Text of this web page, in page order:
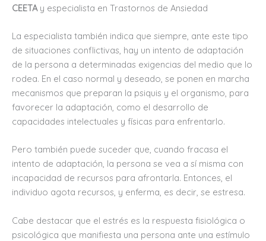
CEETA y especialista en Trastornos de Ansiedad
La especialista también indica que siempre, ante este tipo
de situaciones conflictivas, hay un intento de adaptación
de la persona a determinadas exigencias del medio que lo
rodea. En el caso normal y deseado, se ponen en marcha
mecanismos que preparan la psiquis y el organismo, para
favorecer la adaptación, como el desarrollo de
capacidades intelectuales y físicas para enfrentarlo.
Pero también puede suceder que, cuando fracasa el
intento de adaptación, la persona se vea a sí misma con
incapacidad de recursos para afrontarla. Entonces, el
individuo agota recursos, y enferma, es decir, se estresa.
Cabe destacar que el estrés es la respuesta fisiológica o
psicológica que manifiesta una persona ante una estímulo